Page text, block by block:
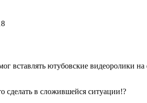
вставлять ютубовские видеоролики
сделать в сложившейся ситуации!?